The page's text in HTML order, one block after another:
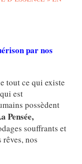
par nos
tout ce qui existe
est
possèdent
Pensée,
souffrants et
nos